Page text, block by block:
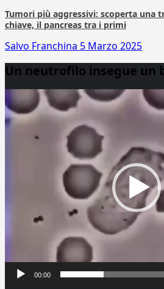
Tumori più aggressivi: scoperta una
chiave, il pancreas tra i primi
Salvo Franchina 5 Marzo 2025
Un neutrofilo insegue un
Player
00:00